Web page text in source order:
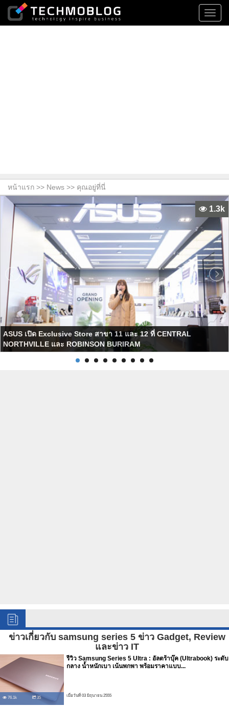
หน้าแรก >> News >> คุณอยู่ที่นี่
ASUS เปิด Exclusive Store สาขา 11 และ 12 ที่ CENTRAL
NORTHVILLE และ ROBINSON BURIRAM
1.3k
ข่าวเกี่ยวกับ samsung series 5 ข่าว Gadget, Review
และข่าว IT
76.1k 35
รีวิว Samsung Series 5 Ultra : อัลตร้าบุ๊ค (Ultrabook) ระดับ
กลาง น้ำหนักเบา เน้นพกพา พร้อมราคาแบบ...
เมื่อวันที่ 03 มิถุนายน 2555